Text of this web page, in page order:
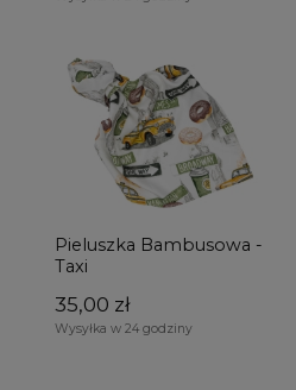
Pieluszka Bambusowa -
Taxi
35,00 zł
Wysyłka w 24 godziny